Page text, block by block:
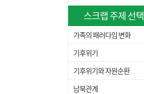
스크랩 주제 선택
가족의 패러다임 변화
기후위기
기후위기와 자원순환
남북관계